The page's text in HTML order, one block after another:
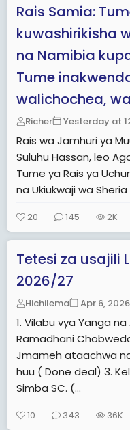
Rais Samia:
kuwashirikisha
na Namibia
Tume
walichochea,
Richer Yesterday at
Rais wa Jamhuri ya
Suluhu Hassan, leo
Tume ya Rais ya
na Ukiukwaji wa
20 145 2K
Tetesi za usajili
2026/27
Hichilema Apr 6, 2026
1. Vilabu vya Yanga
Ramadhani
Jmameh ataachwa
huu ( Done deal) 3.
Simba SC. (...
10 343 36K